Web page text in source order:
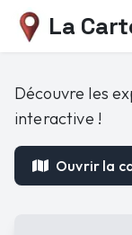
La
Découvre les
interactive !
Ouvrir la